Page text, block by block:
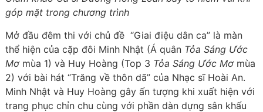
góp mặt trong chương trình
Mở đầu đêm thi với chủ đề “Giai điệu dân ca” là màn
thể hiện của cặp đôi Minh Nhật (Á quân Tỏa Sáng Ước
Mơmùa 1) và Huy Hoàng (Top 3 Tỏa Sáng Ước Mơmùa
2) với bài hát “Trăng về thôn dã” của Nhạc sĩ Hoài An.
Minh Nhật và Huy Hoàng gây ấn tượng khi xuất hiện với
trang phục chỉn chu cùng với phần dàn dựng sân khấu